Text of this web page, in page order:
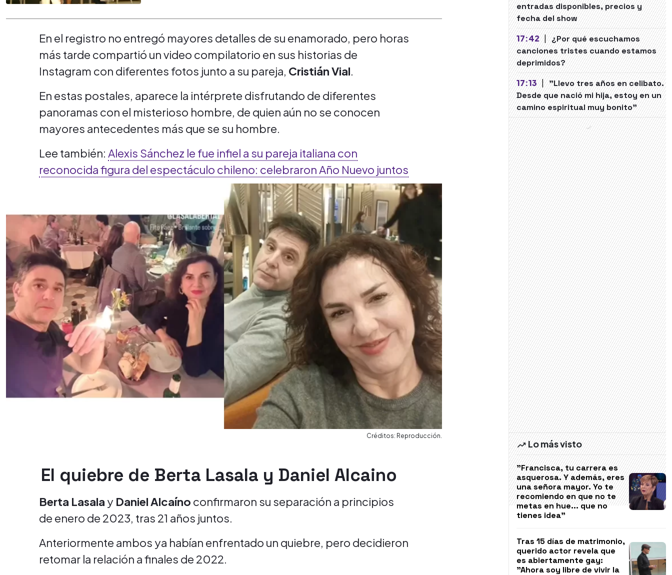
En el registro no entregó mayores detalles de su enamorado, pero horas
más tarde compartió un video compilatorio en sus historias de
Instagram con diferentes fotos junto a su pareja, Cristián Vial.
En estas postales, aparece la intérprete disfrutando de diferentes
panoramas con el misterioso hombre, de quien aún no se conocen
mayores antecedentes más que se su hombre.
Lee también: Alexis Sánchez le fue infiel a su pareja italiana con
reconocida figura del espectáculo chileno: celebraron Año Nuevo juntos
Créditos: Reproducción.
El quiebre de Berta Lasala y Daniel Alcaino
Berta Lasala y Daniel Alcaíno confirmaron su separación a principios
de enero de 2023, tras 21 años juntos.
Anteriormente ambos ya habían enfrentado un quiebre, pero decidieron
retomar la relación a finales de 2022.
entradas disponibles, precios y
fecha del show
17:42 | ¿Por qué escuchamos
canciones tristes cuando estamos
deprimidos?
17:13 | "Llevo tres años en celibato.
Desde que nació mi hija, estoy en un
camino espiritual muy bonito"
Lo más visto
"Francisca, tu carrera es
asquerosa. Y además, eres
una señora mayor. Yo te
recomiendo en que no te
metas en hue... que no
tienes idea"
Tras 15 días de matrimonio,
querido actor revela que
es abiertamente gay:
"Ahora soy libre de vivir la